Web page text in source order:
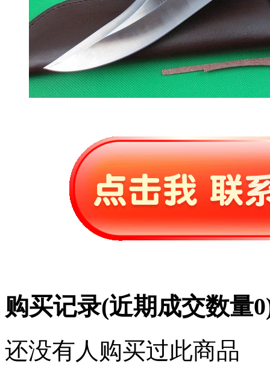
购买记录(近期成交数量0
还没有人购买过此商品